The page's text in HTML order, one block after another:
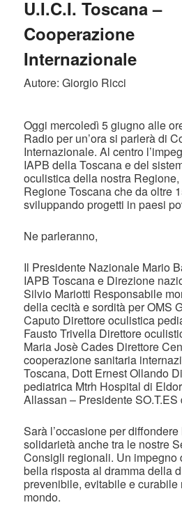
U.I.C.I. Toscana –
Cooperazione
Internazionale
Autore: Giorgio Ricci
Oggi mercoledì 5 giugno alle
Radio per un’ora si parlerà di
Internazionale. Al centro
IAPB della Toscana e del
oculistica della nostra
Regione Toscana che da oltre
sviluppando progetti in paesi
Ne parleranno,
Il Presidente Nazionale Mario
IAPB Toscana e Direzione
Silvio Mariotti Responsabile
della cecità e sordità per OMS
Caputo Direttore oculistica
Fausto Trivella Direttore
Maria Josè Cades Direttore
cooperazione sanitaria
Toscana, Dott Ernest Ollando
pediatrica Mtrh Hospital di
Allassan – Presidente SO.T.ES
Sarà l’occasione per
solidarietà anche tra le nostre
Consigli regionali. Un impegno
bella risposta al dramma della
prevenibile, evitabile e
mondo.